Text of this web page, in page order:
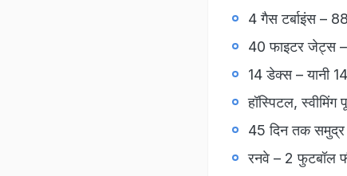
4 गैस टर्बाइंस –
40 फाइटर जेट्स
14 डेक्स – यानी
हॉस्पिटल, स्वीमिंग
45 दिन तक समुद्र
रनवे – 2 फुटबॉल